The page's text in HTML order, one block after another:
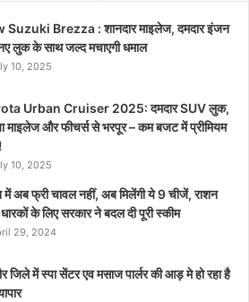
Suzuki Brezza : शानदार माइलेज, दमदार इंजन
लुक के साथ जल्द मचाएगी धमाल
10, 2025
Urban Cruiser 2025: दमदार SUV लुक,
माइलेज और फीचर्स से भरपूर – कम बजट में प्रीमियम
10, 2025
में अब फ्री चावल नहीं, अब मिलेंगी ये 9 चीजें, राशन
धारकों के लिए सरकार ने बदल दी पूरी स्कीम
29, 2024
जिले में स्पा सेंटर एव मसाज पार्लर की आड़ मे हो रहा है